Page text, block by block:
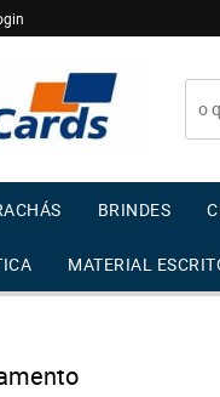
BRINDES
MATERIAL